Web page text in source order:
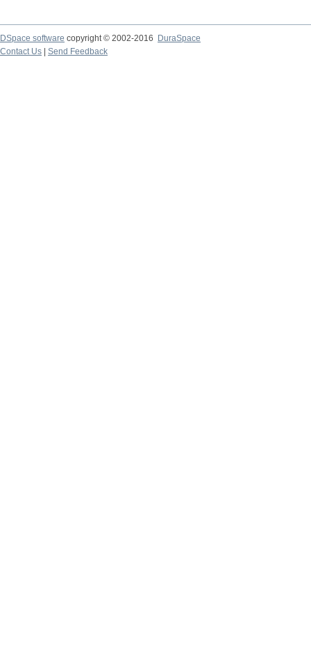
DSpace software copyright © 2002-2016
DuraSpace
Contact Us
Send Feedback